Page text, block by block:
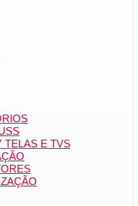
TELAS E TVS